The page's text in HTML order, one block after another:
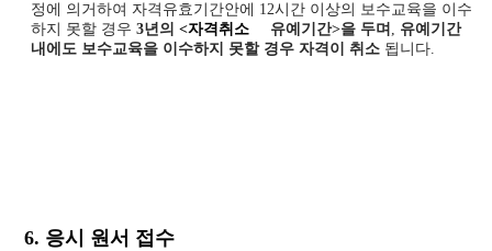
정에 의거하여 자격유효기간안에 12시간 이상의 보수교육을 이수
하지 못할 경우3년의<자격취소 유예기간>을 두며 , 유예기간
내에도 보수교육을 이수하지 못할 경우 자격이 취소 됩니다.
6. 응시 원서 접수